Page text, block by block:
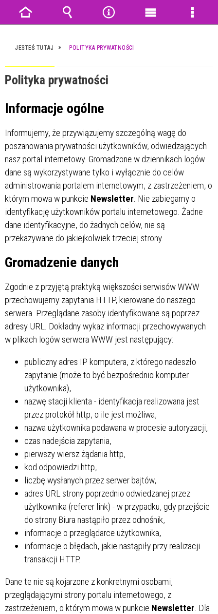
JESTEŚ TUTAJ POLITYKA PRYWATNOŚCI
Polityka prywatności
Informacje ogólne
Informujemy, że przywiązujemy szczególną wagę do
poszanowania prywatności użytkowników, odwiedzających
nasz portal internetowy. Gromadzone w dziennikach logów
dane są wykorzystywane tylko i wyłącznie do celów
administrowania portalem internetowym, z zastrzeżeniem, o
którym mowa w punkcie Newsletter. Nie zabiegamy o
identyfikację użytkowników portalu internetowego. Żadne
dane identyfikacyjne, do żadnych celów, nie są
przekazywane do jakiejkolwiek trzeciej strony.
Gromadzenie danych
Zgodnie z przyjętą praktyką większości serwisów WWW
przechowujemy zapytania HTTP, kierowane do naszego
serwera. Przeglądane zasoby identyfikowane są poprzez
adresy URL. Dokładny wykaz informacji przechowywanych
w plikach logów serwera WWW jest następujący:
publiczny adres IP komputera, z którego nadeszło
zapytanie (może to być bezpośrednio komputer
użytkownika),
nazwę stacji klienta - identyfikacja realizowana jest
przez protokół http, o ile jest możliwa,
nazwa użytkownika podawana w procesie autoryzacji,
czas nadejścia zapytania,
pierwszy wiersz żądania http,
kod odpowiedzi http,
liczbę wysłanych przez serwer bajtów,
adres URL strony poprzednio odwiedzanej przez
użytkownika (referer link) - w przypadku, gdy przejście
do strony Biura nastąpiło przez odnośnik,
informacje o przeglądarce użytkownika,
informacje o błędach, jakie nastąpiły przy realizacji
transakcji HTTP.
Dane te nie są kojarzone z konkretnymi osobami,
przeglądającymi strony portalu internetowego, z
zastrzeżeniem, o którym mowa w punkcie Newsletter. Dla
Strona
główna
Wyszukiwarka
NarzędziaMenu
Menu